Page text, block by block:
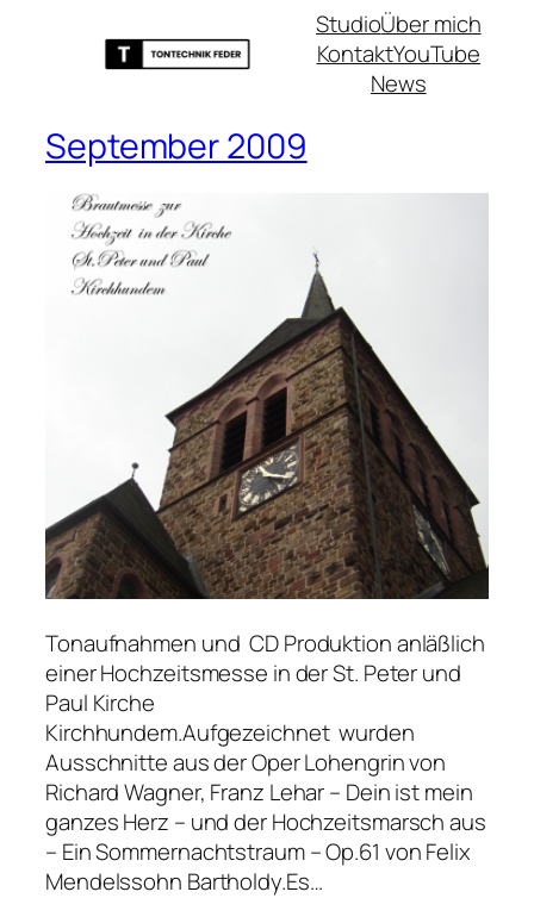
StudioÜber mich
KontaktYouTube
News
September 2009
Tonaufnahmen und CD Produktion anläßlich
einer Hochzeitsmesse in der St. Peter und
Paul Kirche
Kirchhundem.Aufgezeichnet wurden
Ausschnitte aus der Oper Lohengrin von
Richard Wagner, Franz Lehar – Dein ist mein
ganzes Herz – und der Hochzeitsmarsch aus
– Ein Sommernachtstraum – Op.61 von Felix
Mendelssohn Bartholdy.Es…